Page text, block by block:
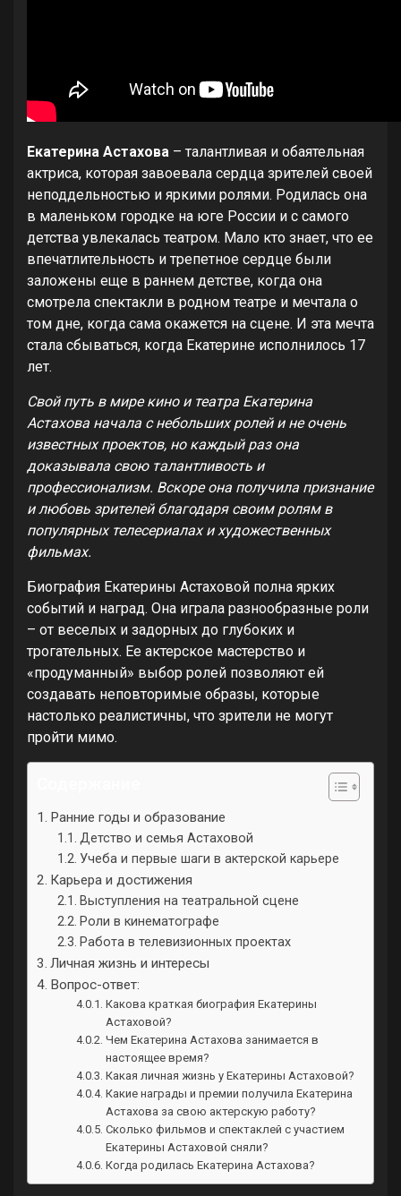
Екатерина Астахова – талантливая и обаятельная
актриса, которая завоевала сердца зрителей своей
неподдельностью и яркими ролями. Родилась она
в маленьком городке на юге России и с самого
детства увлекалась театром. Мало кто знает, что ее
впечатлительность и трепетное сердце были
заложены еще в раннем детстве, когда она
смотрела спектакли в родном театре и мечтала о
том дне, когда сама окажется на сцене. И эта мечта
стала сбываться, когда Екатерине исполнилось 17
лет.
Свой путь в мире кино и театра Екатерина
Астахова начала с небольших ролей и не очень
известных проектов, но каждый раз она
доказывала свою талантливость и
профессионализм. Вскоре она получила признание
и любовь зрителей благодаря своим ролям в
популярных телесериалах и художественных
фильмах.
Биография Екатерины Астаховой полна ярких
событий и наград. Она играла разнообразные роли
– от веселых и задорных до глубоких и
трогательных. Ее актерское мастерство и
«продуманный» выбор ролей позволяют ей
создавать неповторимые образы, которые
настолько реалистичны, что зрители не могут
пройти мимо.
Ранние годы и образование
Детство и семья Астаховой
Учеба и первые шаги в актерской карьере
Карьера и достижения
Выступления на театральной сцене
Роли в кинематографе
Работа в телевизионных проектах
Личная жизнь и интересы
Вопрос-ответ:
Какова краткая биография Екатерины
Астаховой?
Чем Екатерина Астахова занимается в
настоящее время?
Какая личная жизнь у Екатерины Астаховой?
Какие награды и премии получила Екатерина
Астахова за свою актерскую работу?
Сколько фильмов и спектаклей с участием
Екатерины Астаховой сняли?
Когда родилась Екатерина Астахова?